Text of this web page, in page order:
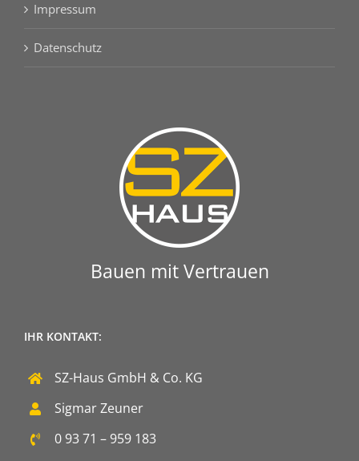
Impressum
Datenschutz
Bauen mit Vertrauen
IHR KONTAKT:
SZ-Haus GmbH & Co. KG
Sigmar Zeuner
0 93 71 – 959 183